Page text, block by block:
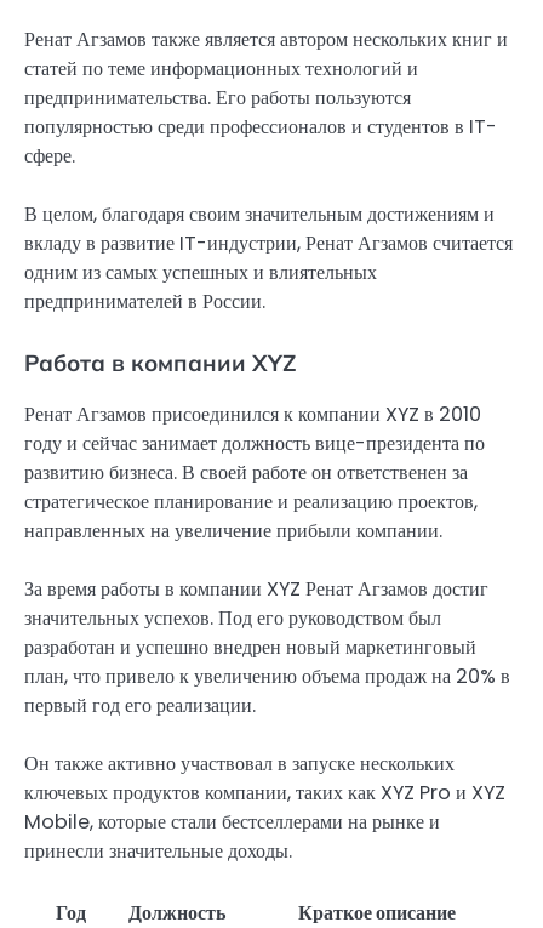
Ренат Агзамов также является автором нескольких книг и
статей по теме информационных технологий и
предпринимательства. Его работы пользуются
популярностью среди профессионалов и студентов в IT-
сфере.
В целом, благодаря своим значительным достижениям и
вкладу в развитие IT-индустрии, Ренат Агзамов считается
одним из самых успешных и влиятельных
предпринимателей в России.
Работа в компании XYZ
Ренат Агзамов присоединился к компании XYZ в 2010
году и сейчас занимает должность вице-президента по
развитию бизнеса. В своей работе он ответственен за
стратегическое планирование и реализацию проектов,
направленных на увеличение прибыли компании.
За время работы в компании XYZ Ренат Агзамов достиг
значительных успехов. Под его руководством был
разработан и успешно внедрен новый маркетинговый
план, что привело к увеличению объема продаж на 20% в
первый год его реализации.
Он также активно участвовал в запуске нескольких
ключевых продуктов компании, таких как XYZ Pro и XYZ
Mobile, которые стали бестселлерами на рынке и
принесли значительные доходы.
Год Должность
Краткое описание